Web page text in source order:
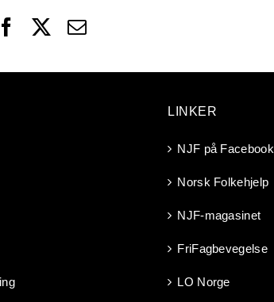
FacebookEmail
LINKER
NJF på Facebook
Norsk Folkehjelp
NJF-magasinet
FriFagbevegelse
LO Norge